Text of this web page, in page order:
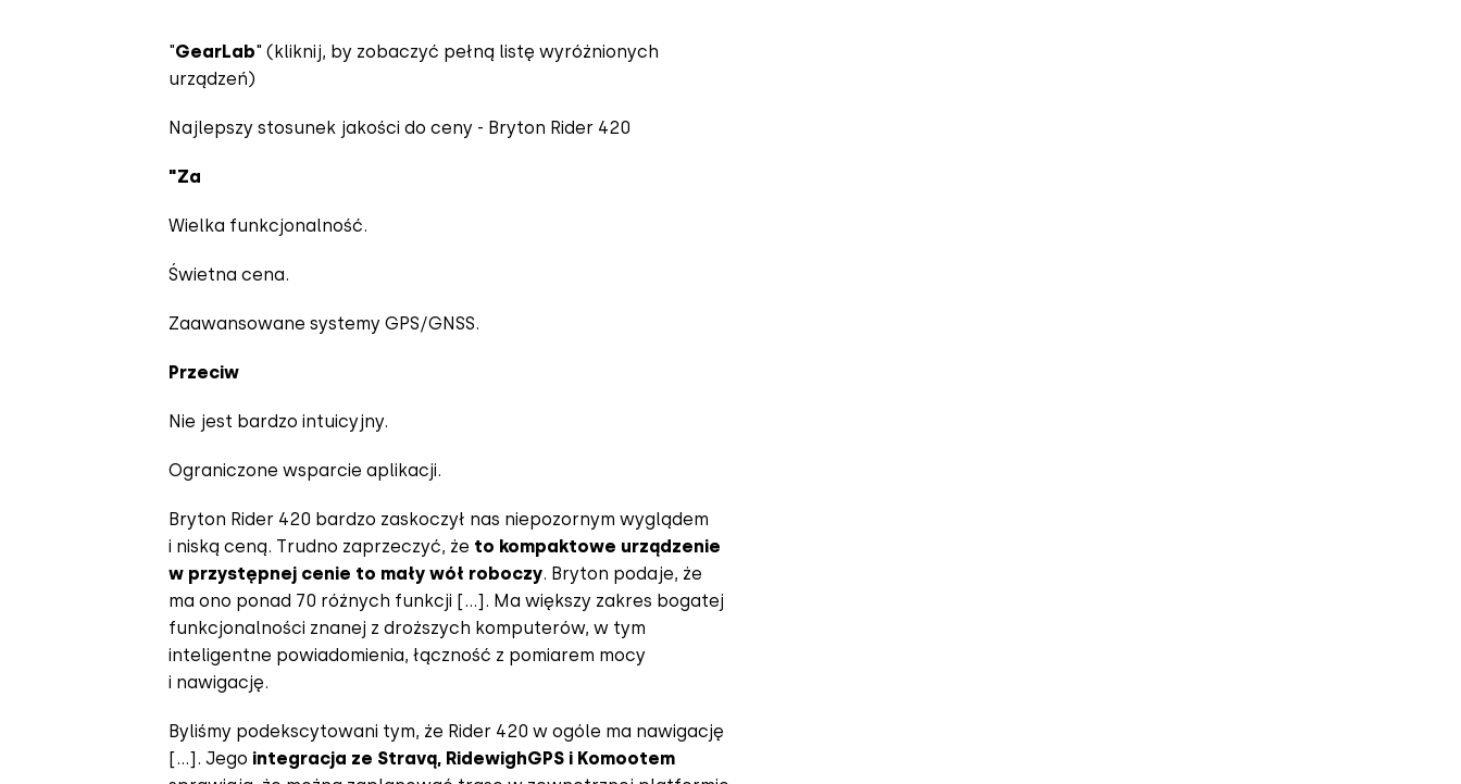
"GearLab" (kliknij, by zobaczyć pełną listę wyróżnionych
urządzeń)
Najlepszy stosunek jakości do ceny - Bryton Rider 420
"Za
Wielka funkcjonalność.
Świetna cena.
Zaawansowane systemy GPS/GNSS.
Przeciw
Nie jest bardzo intuicyjny.
Ograniczone wsparcie aplikacji.
Bryton Rider 420 bardzo zaskoczył nas niepozornym wyglądem
i niską ceną. Trudno zaprzeczyć, że to kompaktowe urządzenie
w przystępnej cenie to mały wół roboczy. Bryton podaje, że
ma ono ponad 70 różnych funkcji […]. Ma większy zakres bogatej
funkcjonalności znanej z droższych komputerów, w tym
inteligentne powiadomienia, łączność z pomiarem mocy
i nawigację.
Byliśmy podekscytowani tym, że Rider 420 w ogóle ma nawigację
[…]. Jego integracja ze Stravą, RidewighGPS i Komootem